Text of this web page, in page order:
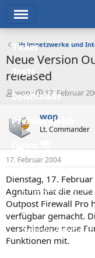
Ticker
Tests
Downloads
Preisvergleich
Forum
Aktuelles
Empfohlene Inhalte
Neue Beiträge
Neueste Aktivitäten
Heimnetzwerke und
Neue Version
released
E
r
t
e
e
r
wop
E
r
s
e
l
t
a
m
17. Februar
wop
Lt. Commander
17. Februar 2004
Dienstag, 17.
Agnitum hat die neue
Outpost Firewall Pro
verfügbar gemacht.
verschiedene neue
Funktionen mit.